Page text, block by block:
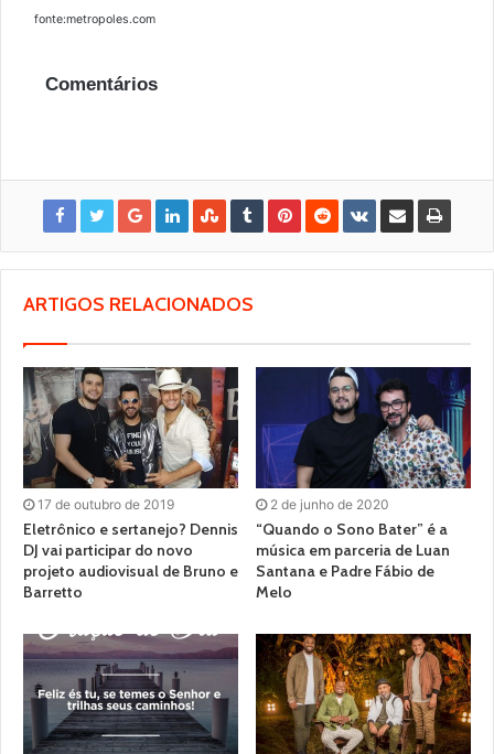
fonte:metropoles.com
Comentários
ARTIGOS RELACIONADOS
17 de outubro de 2019
Eletrônico e sertanejo? Dennis
DJ vai participar do novo
projeto audiovisual de Bruno e
Barretto
2 de junho de 2020
“Quando o Sono Bater” é a
música em parceria de Luan
Santana e Padre Fábio de
Melo